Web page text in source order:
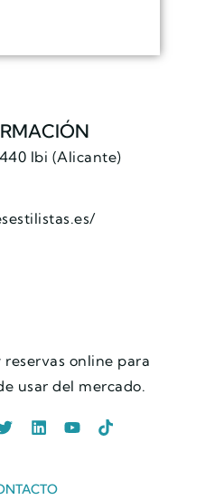
Ibi (Alicante)
online para
usar del mercado.